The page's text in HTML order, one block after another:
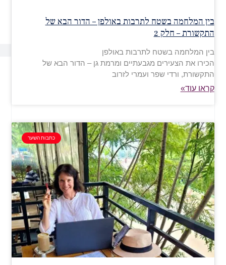
בין המלחמה בשטח לתרבות באולפן – הדור הבא של
התקשורת – חלק 2
בין המלחמה בשטח לתרבות באולפן
הכירו את הצעירים מגבעתיים ומרמת גן – הדור הבא של
התקשורת, ורדי שפר ועמרי לזרוב
קראו עוד»
כתבות השער